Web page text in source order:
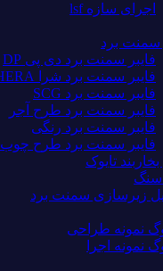
اجرای سازه lsf
سمنت برد
فایبر سمنت برد دی پی DP
فایبر سمنت برد شرا SHERA
فایبر سمنت برد SCG
فایبر سمنت برد طرح آجر
فایبر سمنت برد رنگی
فایبر سمنت برد طرح چوب
تایوک
زیرسازی سمنت برد
نمونه طراحی
نمونه اجرا